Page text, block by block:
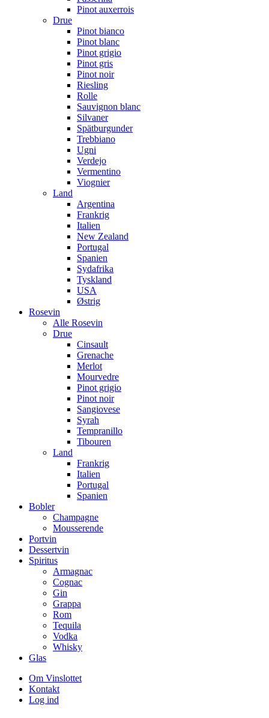
Pinot auxerrois
Drue
Pinot bianco
Pinot blanc
Pinot grigio
Pinot gris
Pinot noir
Riesling
Rolle
Sauvignon blanc
Silvaner
Spätburgunder
Trebbiano
Ugni
Verdejo
Vermentino
Viognier
Land
Argentina
Frankrig
Italien
New Zealand
Portugal
Spanien
Sydafrika
Tyskland
USA
Østrig
Rosevin
Alle Rosevin
Drue
Cinsault
Grenache
Merlot
Mourvedre
Pinot grigio
Pinot noir
Sangiovese
Syrah
Tempranillo
Tibouren
Land
Frankrig
Italien
Portugal
Spanien
Bobler
Champagne
Mousserende
Portvin
Dessertvin
Spiritus
Armagnac
Cognac
Gin
Grappa
Rom
Tequila
Vodka
Whisky
Glas
Om Vinslottet
Kontakt
Log ind